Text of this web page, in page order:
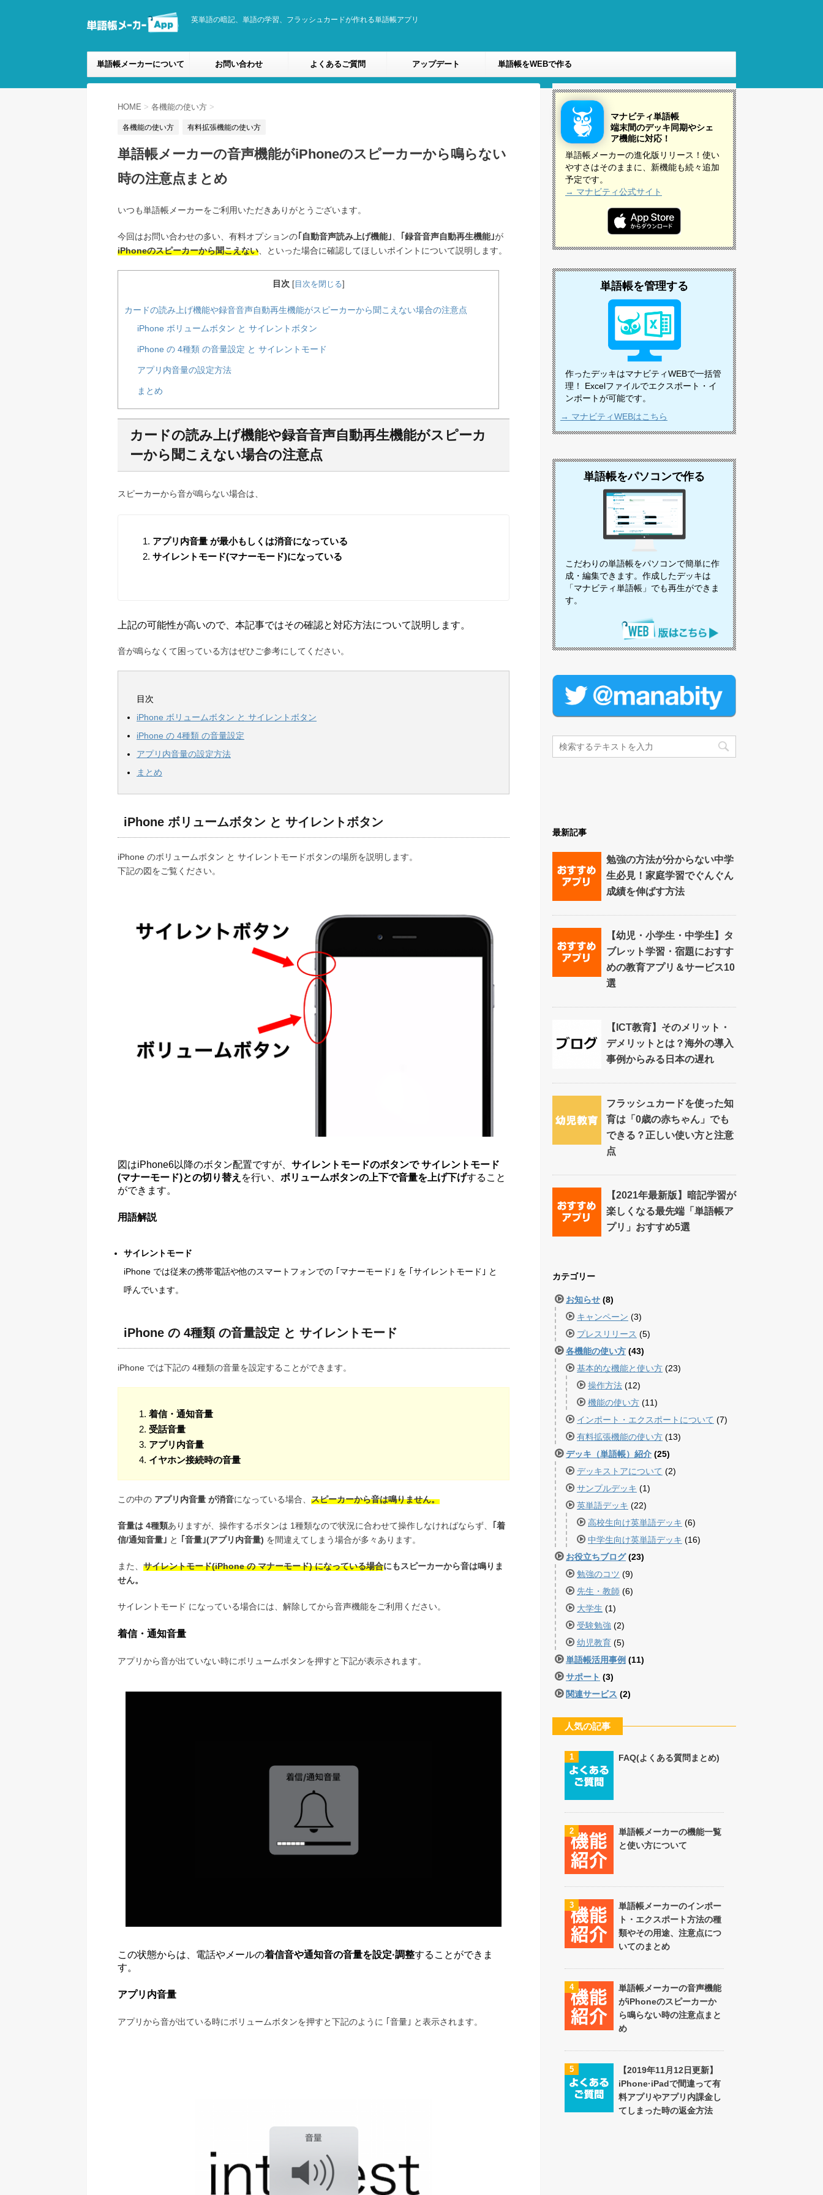
英単語の暗記、単語の学習、フラッシュカードが作れる単語帳アプリ
単語帳メーカーについて お問い合わせ よくあるご質問 アップデート 単語帳をWEBで作る
HOME > 各機能の使い方 >
各機能の使い方 有料拡張機能の使い方
単語帳メーカーの音声機能がiPhoneのスピーカーから鳴らない
時の注意点まとめ
いつも単語帳メーカーをご利用いただきありがとうございます。
今回はお問い合わせの多い、有料オプションの ｢自動音声読み上げ機能｣ ｢録音音声自動再生機能｣が
iPhoneのスピーカーから聞こえない 、といった場合に確認してほしいポイントについて説明します。
目次 [目次を閉じる]
カードの読み上げ機能や録音音声自動再生機能がスピーカーから聞こえない場合の注意点
iPhone ボリュームボタン と サイレントボタン
iPhone の 4種類 の音量設定 と サイレントモード
アプリ内音量の設定方法
まとめ
カードの読み上げ機能や録音音声自動再生機能がスピーカ
ーから聞こえない場合の注意点
スピーカーから音が鳴らない場合は、
アプリ内音量 が最小もしくは消音になっている
サイレントモード(マナーモード)になっている
上記の可能性が高いので、本記事ではその確認と対応方法について説明します。
音が鳴らなくて困っている方はぜひご参考にしてください。
目次
iPhone ボリュームボタン と サイレントボタン
iPhone の 4種類 の音量設定
アプリ内音量の設定方法
まとめ
iPhone ボリュームボタン と サイレントボタン
iPhone のボリュームボタン と サイレントモードボタンの場所を説明します。
下記の図をご覧ください。
図はiPhone6以降のボタン配置ですが、 サイレントモードのボタンで サイレントモード
(マナーモード)との切り替え を行い、 ボリュームボタンの上下で音量を上げ下げすること
ができます。
用語解説
サイレントモード
iPhone では従来の携帯電話や他のスマートフォンでの ｢マナーモード｣ を ｢サイレントモード｣ と
呼んでいます。
iPhone の 4種類 の音量設定 と サイレントモード
iPhone では下記の 4種類の音量を設定することができます。
着信・通知音量
受話音量
アプリ内音量
イヤホン接続時の音量
この中の アプリ内音量 が消音になっている場合、 スピーカーから音は鳴りません。
音量は 4種類ありますが、操作するボタンは 1種類なので状況に合わせて操作しなければならず、
｢着
信/通知音量｣ と ｢音量｣(アプリ内音量) を間違えてしまう場合が多々あります。
また、 サイレントモード(iPhone の マナーモード) になっている場合にもスピーカーから音は鳴りま
せん。
サイレントモード になっている場合には、解除してから音声機能をご利用ください。
着信・通知音量
アプリから音が出ていない時にボリュームボタンを押すと下記が表示されます。
この状態からは、電話やメールの着信音や通知音の音量を設定·調整することができま
す。
アプリ内音量
アプリから音が出ている時にボリュームボタンを押すと下記のように ｢音量｣ と表示されます。
マナビティ単語帳
端末間のデッキ同期やシェ
ア機能に対応！
単語帳メーカーの進化版リリース！使い
やすさはそのままに、新機能も続々追加
予定です。
→ マナビティ公式サイト
単語帳を管理する
作ったデッキはマナビティWEBで一括管
理！ Excelファイルでエクスポート・イ
ンポートが可能です。
→ マナビティWEBはこちら
単語帳をパソコンで作る
こだわりの単語帳をパソコンで簡単に作
成・編集できます。作成したデッキは
「マナビティ単語帳」でも再生ができま
す。
最新記事
勉強の方法が分からない中学
生必見！家庭学習でぐんぐん
成績を伸ばす方法
【幼児・小学生・中学生】タ
ブレット学習・宿題におすす
めの教育アプリ＆サービス10
選
【ICT教育】そのメリット・
デメリットとは？海外の導入
事例からみる日本の遅れ
フラッシュカードを使った知
育は「0歳の赤ちゃん」でも
できる？正しい使い方と注意
点
【2021年最新版】暗記学習が
楽しくなる最先端「単語帳ア
プリ」おすすめ5選
カテゴリー
お知らせ (8)
キャンペーン (3)
プレスリリース (5)
各機能の使い方 (43)
基本的な機能と使い方 (23)
操作方法 (12)
機能の使い方 (11)
インポート・エクスポートについて (7)
有料拡張機能の使い方 (13)
デッキ（単語帳）紹介 (25)
デッキストアについて (2)
サンプルデッキ (1)
英単語デッキ (22)
高校生向け英単語デッキ (6)
中学生向け英単語デッキ (16)
お役立ちブログ(23)
勉強のコツ (9)
先生・教師 (6)
大学生 (1)
受験勉強 (2)
幼児教育 (5)
単語帳活用事例 (11)
サポート (3)
関連サービス (2)
人気の記事
1 FAQ(よくある質問まとめ)
2
単語帳メーカーの機能一覧
と使い方について
3
単語帳メーカーのインポー
ト・エクスポート方法の種
類やその用途、注意点につ
いてのまとめ
4
単語帳メーカーの音声機能
がiPhoneのスピーカーか
ら鳴らない時の注意点まと
め
5
【2019年11月12日更新】
iPhone·iPadで間違って有
料アプリやアプリ内課金し
てしまった時の返金方法